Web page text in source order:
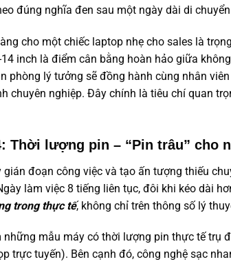
đúng nghĩa đen sau một ngày dài di
cho một chiếc laptop nhẹ cho sales là
inch là điểm cân bằng hoàn hảo giữa
phòng lý tưởng sẽ đồng hành cùng nhân
chuyên nghiệp. Đây chính là tiêu chí quan
Thời lượng pin – “Pin trâu” cho
gián đoạn công việc và tạo ấn tượng thiếu
làm việc 8 tiếng liên tục, đôi khi kéo dài
trong thực tế, không chỉ trên thông số lý
những mẫu máy có thời lượng pin thực tế trụ
trực tuyến). Bên cạnh đó, công nghệ sạc